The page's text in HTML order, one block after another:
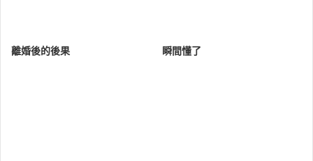
離婚後的後果 瞬間懂了